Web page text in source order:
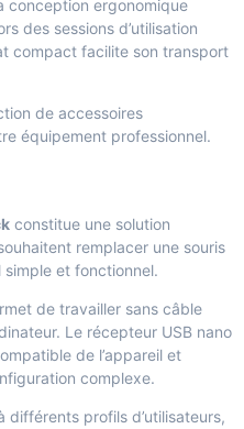
conception ergonomique
des sessions d’utilisation
compact facilite son transport
de accessoires
équipement professionnel.
constitue une solution
remplacer une souris
et fonctionnel.
de travailler sans câble
Le récepteur USB nano
de l’appareil et
complexe.
profils d’utilisateurs,